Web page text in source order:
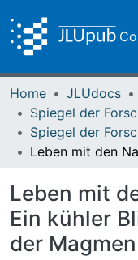
Home JLUdocs
Leben mit
Ein kühler
der